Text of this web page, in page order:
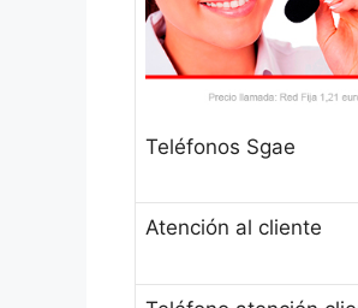
Teléfonos Sgae
Atención al cliente